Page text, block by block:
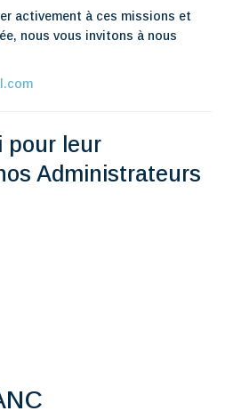
activement à ces missions et
nous vous invitons à nous
pour leur
Administrateurs